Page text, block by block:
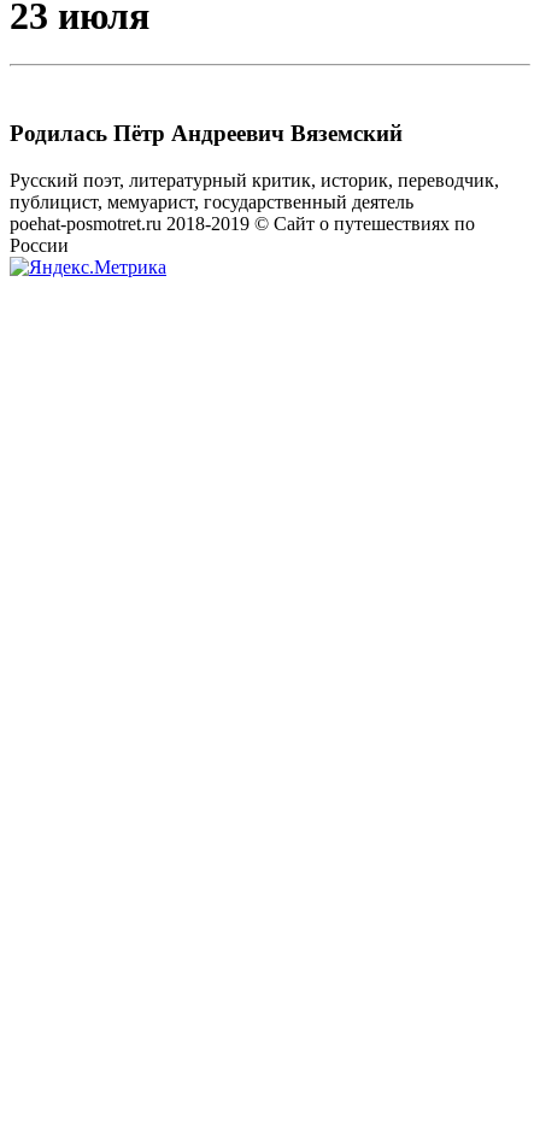
23 июля
Родилась Пётр Андреевич Вяземский
Русский поэт, литературный критик, историк, переводчик,
публицист, мемуарист, государственный деятель
poehat-posmotret.ru 2018-2019 © Сайт о путешествиях по
России